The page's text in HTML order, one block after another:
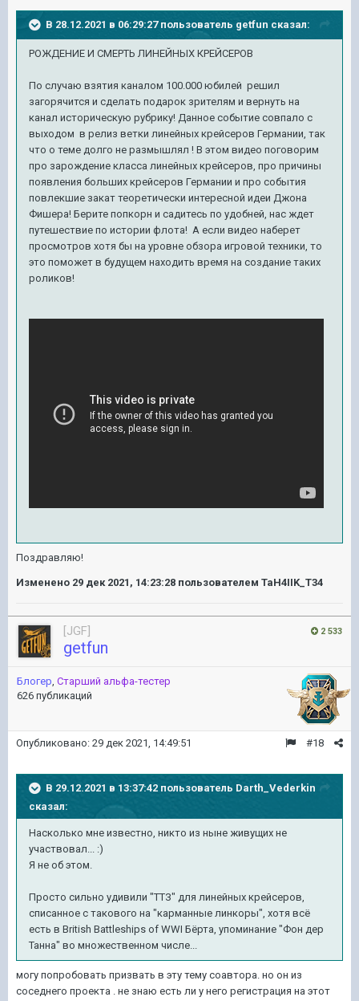
В 28.12.2021 в 06:29:27 пользователь getfun сказал:
РОЖДЕНИЕ И СМЕРТЬ ЛИНЕЙНЫХ КРЕЙСЕРОВ
По случаю взятия каналом 100.000 юбилей решил
загорячится и сделать подарок зрителям и вернуть на
канал историческую рубрику! Данное событие совпало с
выходом в релиз ветки линейных крейсеров Германии, так
что о теме долго не размышлял ! В этом видео поговорим
про зарождение класса линейных крейсеров, про причины
появления больших крейсеров Германии и про события
повлекшие закат теоретически интересной идеи Джона
Фишера! Берите попкорн и садитесь по удобней, нас ждет
путешествие по истории флота! А если видео наберет
просмотров хотя бы на уровне обзора игровой техники, то
это поможет в будущем находить время на создание таких
роликов!
Поздравляю!
Изменено 29 дек 2021, 14:23:28 пользователем TaH4IIK_T34
2 533
[JGF]
getfun
Блогер Старший альфа-тестер
626 публикаций
#18
Опубликовано: 29 дек 2021, 14:49:51
В 29.12.2021 в 13:37:42 пользователь Darth_Vederkin
сказал:
Насколько мне известно, никто из ныне живущих не
участвовал... :)
Я не об этом.
Просто сильно удивили "ТТЗ" для линейных крейсеров,
списанное с такового на "карманные линкоры", хотя всё
есть в British Battleships of WWI Бёрта, упоминание "Фон дер
Танна" во множественном числе...
могу попробовать призвать в эту тему соавтора. но он из
соседнего проекта . не знаю есть ли у него регистрация на этот